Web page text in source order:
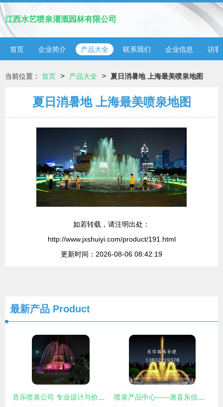
江西水艺喷泉灌溉园林有限公司
首页 企业简介 产品大全 联系我们 企业信息 访客
当前位置： 首页 > 产品大全 > 夏日消暑地 上海最美喷泉地图
夏日消暑地 上海最美喷泉地图
如若转载，请注明出处：
http://www.jxshuiyi.com/product/191.html
更新时间：2026-08-06 08:42:19
最新产品 Product